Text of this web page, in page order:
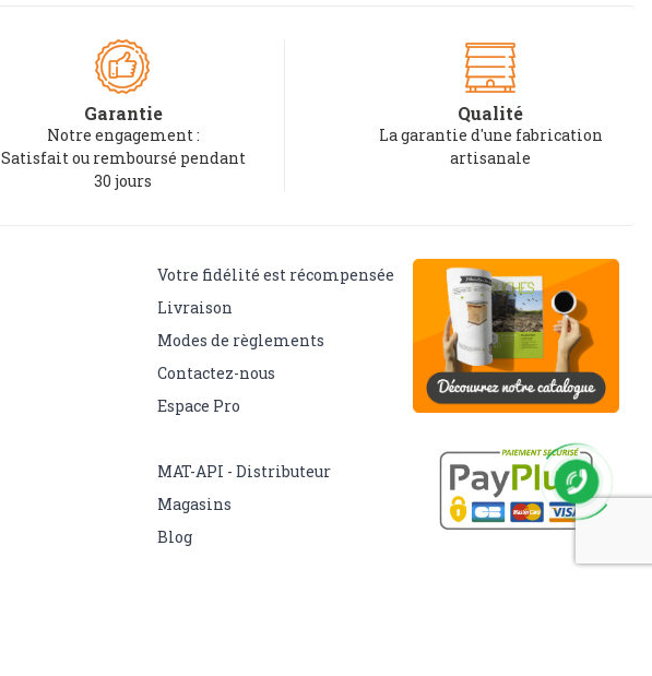
Garantie
Notre engagement :
Satisfait ou remboursé pendant
30 jours
Qualité
La garantie d'une fabrication
artisanale
Votre fidélité est récompensée
Livraison
Modes de règlements
Contactez-nous
Espace Pro
MAT-API - Distributeur
Magasins
Blog